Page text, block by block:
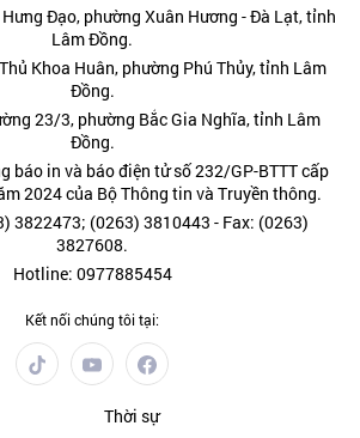
Đạo, phường Xuân Hương - Đà Lạt, tỉnh
Lâm Đồng.
Khoa Huân, phường Phú Thủy, tỉnh Lâm
Đồng.
23/3, phường Bắc Gia Nghĩa, tỉnh Lâm
Đồng.
báo in và báo điện tử số 232/GP-BTTT cấp
2024 của Bộ Thông tin và Truyền thông.
3822473; (0263) 3810443 - Fax: (0263)
3827608.
Hotline: 0977885454
Kết nối chúng tôi tại:
Thời sự